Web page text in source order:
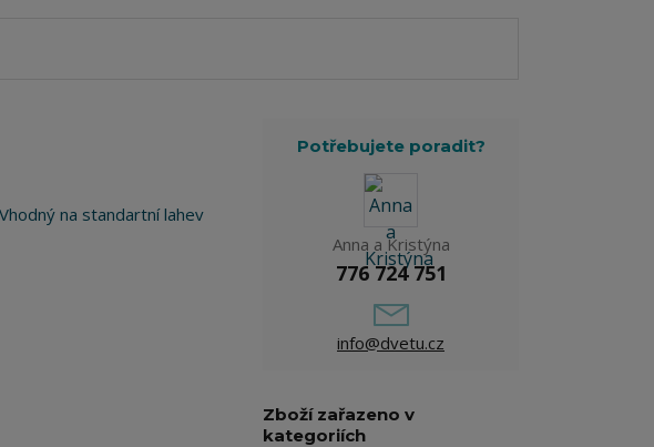
na standartní lahev
Potřebujete poradit?
Anna a Kristýna
776 724 751
info@dvetu.cz
Zboží zařazeno v
kategoriích